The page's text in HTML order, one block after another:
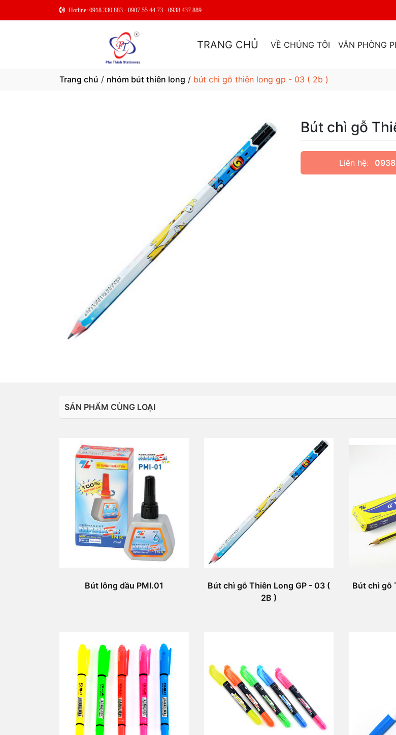
Hotline: 0918 330 883 - 0907 55 44 73 - 0938 437 889
TRANG CHỦ VỀ CHÚNG TÔI VĂN PHÒNG
Trang chủ / nhóm bút thiên long / bút chì gỗ thiên long gp - 03 ( 2b )
Bút chì gỗ
Liên hệ:
SẢN PHẨM CÙNG LOẠI
Bút lông dầu PMI.01
Bút chì gỗ Thiên Long GP - 03 (
2B )
Bút chì gỗ